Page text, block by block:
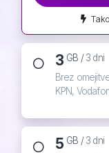
3 GB /3 dni
Brez
KPN,
5 GB /3 dni